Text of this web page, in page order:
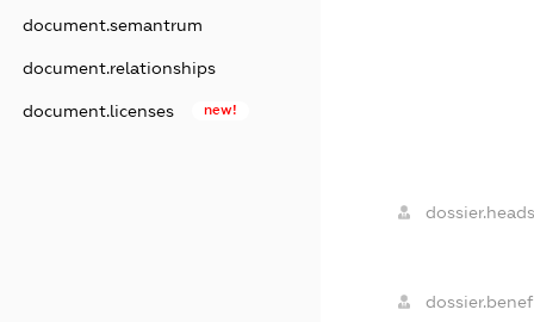
document.semantrum
document.relationships
document.licenses new!